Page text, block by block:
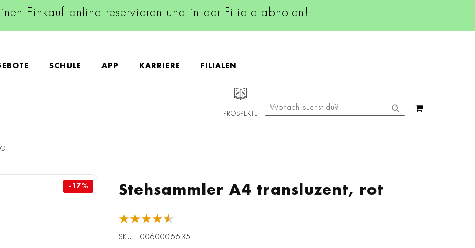
Einkauf online reservieren und in der Filiale abholen!
SCHULE APP KARRIERE FILIALEN
PROSPEKTE
SUCHE
Stehsammler A4 transluzent, rot
★★★★★
SKU 0060006635
-17%
-17%